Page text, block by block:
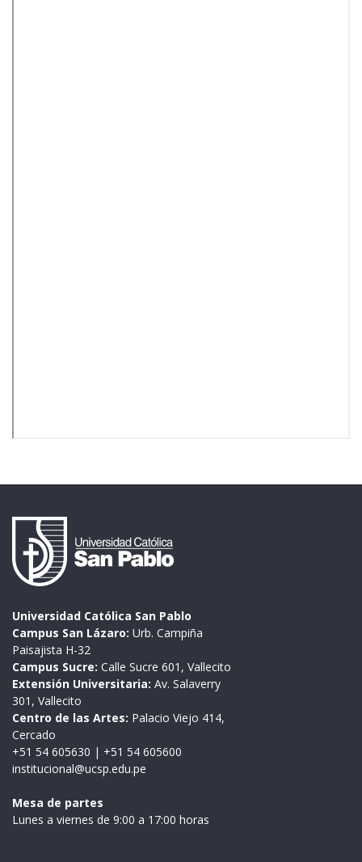
Universidad Católica San Pablo
Campus San Lázaro: Urb. Campiña
Paisajista H-32
Campus Sucre: Calle Sucre 601, Vallecito
Extensión Universitaria: Av. Salaverry
301, Vallecito
Centro de las Artes: Palacio Viejo 414,
Cercado
+51 54 605630 | +51 54 605600
institucional@ucsp.edu.pe
Mesa de partes
Lunes a viernes de 9:00 a 17:00 horas